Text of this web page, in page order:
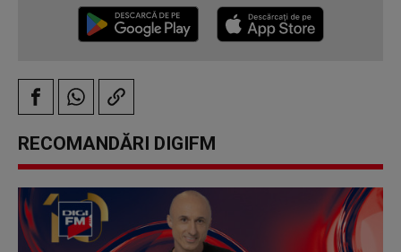
RECOMANDĂRI DIGIFM